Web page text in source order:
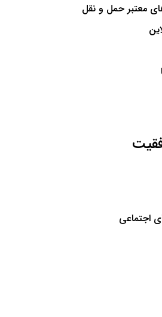
معتبر حمل و نقل
اجتماعی